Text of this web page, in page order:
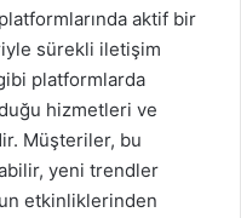
aktif bir
sürekli iletişim
platformlarda
hizmetleri ve
Müşteriler, bu
yeni trendler
etkinliklerinden